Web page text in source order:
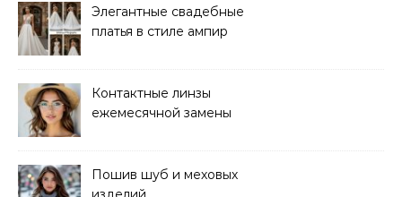
Элегантные свадебные
платья в стиле ампир
Контактные линзы
ежемесячной замены
Пошив шуб и меховых